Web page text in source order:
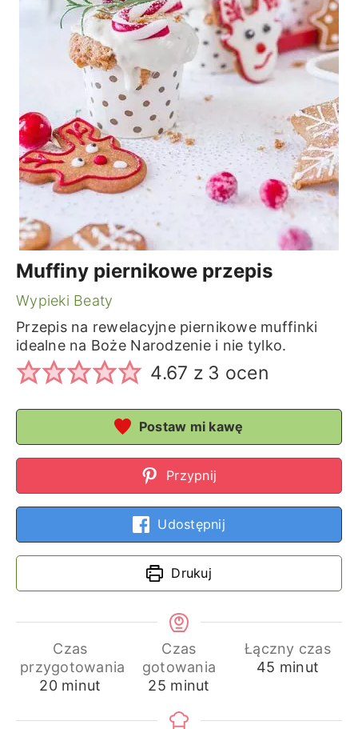
Muffiny piernikowe przepis
Wypieki Beaty
Przepis na rewelacyjne piernikowe muffinki
idealne na Boże Narodzenie i nie tylko.
4.67 z 3 ocen
Postaw mi kawę
Przypnij
Udostępnij
Drukuj
Czas
przygotowania
20minuty
minut
Czas
gotowania
25minuty
minut
Łączny czas
45 minuty
minut